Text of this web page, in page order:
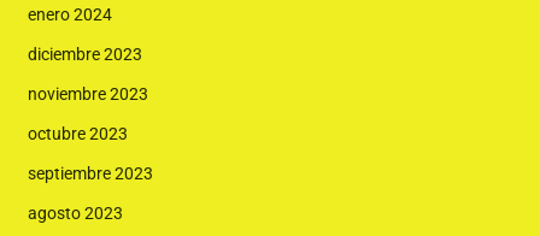
enero 2024
diciembre 2023
noviembre 2023
octubre 2023
septiembre 2023
agosto 2023